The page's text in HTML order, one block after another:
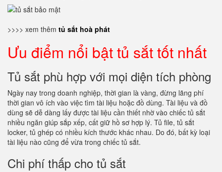
>>>> xem thêm tủ sắt hoà phát
Ưu điểm nổi bật tủ sắt tốt nhất
Tủ sắt phù hợp với mọi diện tích phòng
Ngày nay trong doanh nghiệp, thời gian là vàng, đừng lãng phí
thời gian vô ích vào việc tìm tài liệu hoặc đồ dùng. Tài liệu và đồ
dùng sẽ dễ dàng lấy được tài liệu cần thiết nhờ vào chiếc tủ sắt
nhiều ngăn giúp sắp xếp, cất giữ hồ sơ hợp lý. Tủ file, tủ sắt
locker, tủ ghép có nhiều kích thước khác nhau. Do đó, bất kỳ loại
tài liệu nào cũng để vừa trong chiếc tủ sắt.
Chi phí thấp cho tủ sắt